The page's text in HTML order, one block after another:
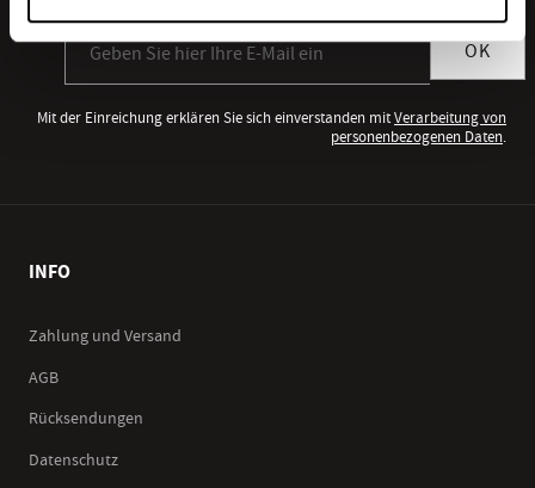
Anmeldung zum Newsletter
OK
Mit der Einreichung erklären Sie sich einverstanden mitVerarbeitung von
personenbezogenen Daten.
INFO
Zahlung und Versand
AGB
Rücksendungen
Datenschutz